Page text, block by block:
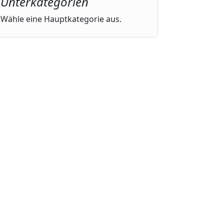
Wähle eine Hauptkategorie aus.